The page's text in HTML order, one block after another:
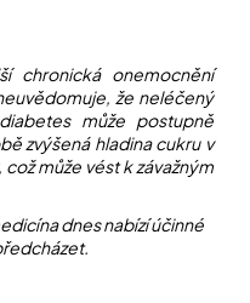
chronická onemocnění
že neléčený
může postupně
zvýšená hladina cukru v
může vést k závažným
dnes nabízí účinné